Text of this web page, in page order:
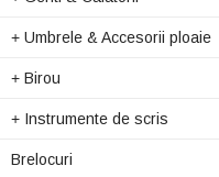
+ Umbrele & Accesorii ploaie
+ Birou
+ Instrumente de scris
Brelocuri